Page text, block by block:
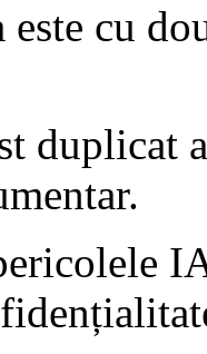
este cu
duplicat